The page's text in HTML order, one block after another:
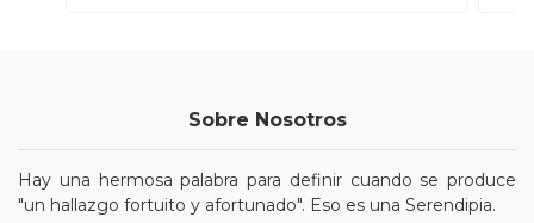
Sobre Nosotros
Hay una hermosa palabra para definir cuando se produce
"un hallazgo fortuito y afortunado". Eso es una Serendipia.